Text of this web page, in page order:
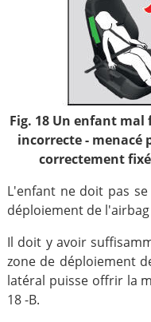
Fig. 18 Un enfant
incorrecte -
correctement
L'enfant ne doit pas
déploiement de l'airbag
Il doit y avoir
zone de déploiement
latéral puisse offrir la
18 -B.